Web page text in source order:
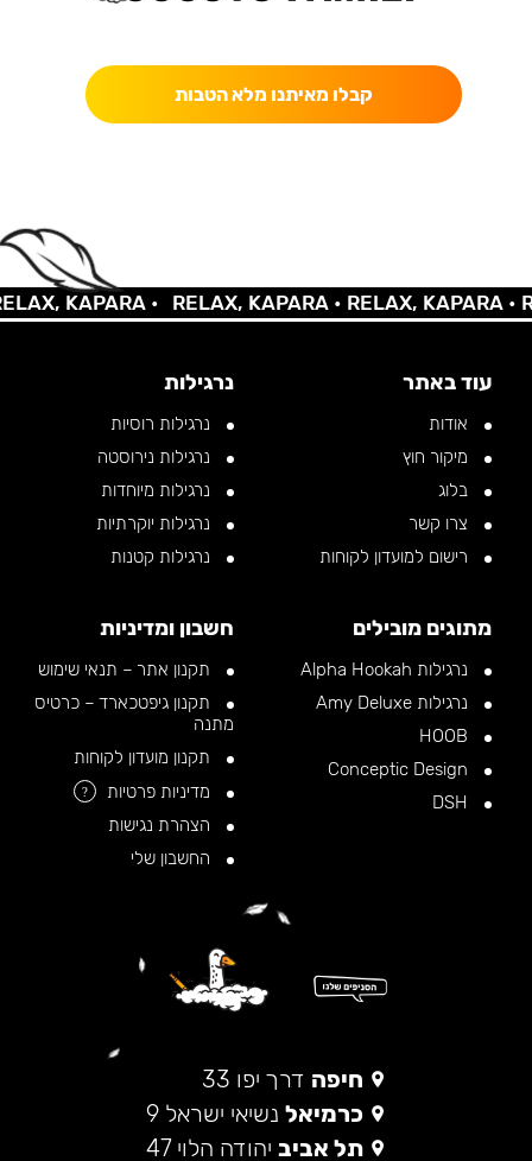
קבלו מאיתנו מלא הטבות
KAPARA • RELAX, KAPARA •RELAX, KAPARA •
עוד באתר
אודות
מיקור חוץ
בלוג
צרו קשר
רישום למועדון לקוחות
נרגילות
נרגילות רוסיות
נרגילות נירוסטה
נרגילות מיוחדות
נרגילות יוקרתיות
נרגילות קטנות
מתוגים מובילים
נרגילות Alpha Hookah
נרגילות Amy Deluxe
חשבון ומדיניות
תקנון אתר – תנאי שימוש
תקנון גיפטכארד – כרטיס
מתנה
תקנון מועדון לקוחות
מדיניות פרטיות
?
הצהרת נגישות
החשבון שלי
חיפה דרך יפו 33
כרמיאל נשיאי ישראל 9
תל אביב יהודה הלוי 47